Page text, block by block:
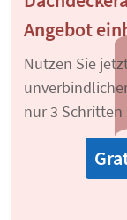
Angebot
Nutzen Sie
nur 3